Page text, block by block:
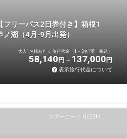
リーパス2日券付き】箱根1
湖（4月-9月出発）
大人1名様あたり 旅行代金（1～3名1室・税込）
58,140 円 137,000 円
表示旅行代金について
ツアーコード Q02BIK